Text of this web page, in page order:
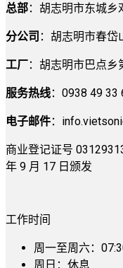
总部：胡志明市东城乡
分公司 ：胡志明市春
工厂：胡志明市巴点
服务热线：0938 49 33
电子邮件：
商业登记证号
年 9 月 17 日颁发
工作时间
周一至周六：
周日：休息